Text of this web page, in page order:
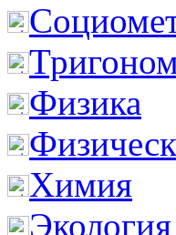
Физика
Химия
Экология